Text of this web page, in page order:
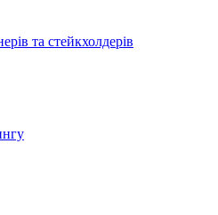
та стейкхолдерів